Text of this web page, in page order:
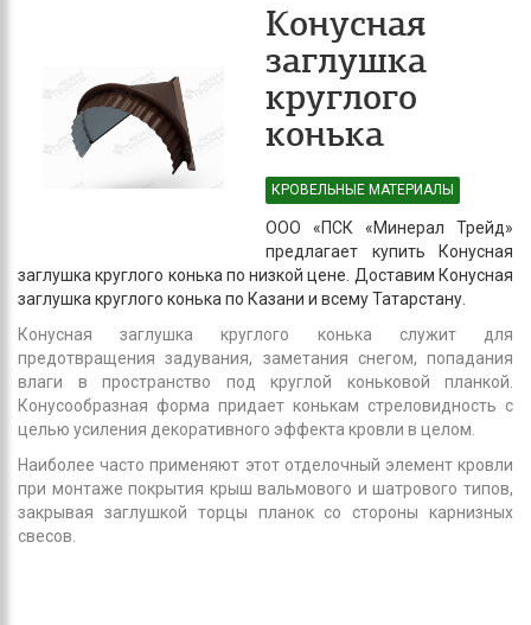
Конусная
заглушка
круглого
конька
КРОВЕЛЬНЫЕ МАТЕРИАЛЫ
ООО «ПСК «Минерал Трейд»
предлагает купить Конусная
заглушка круглого конька по низкой цене. Доставим Конусная
заглушка круглого конька по Казани и всему Татарстану.
Конусная заглушка круглого конька служит для
предотвращения задувания, заметания снегом, попадания
влаги в пространство под круглой коньковой планкой.
Конусообразная форма придает конькам стреловидность с
целью усиления декоративного эффекта кровли в целом.
Наиболее часто применяют этот отделочный элемент кровли
при монтаже покрытия крыш вальмового и шатрового типов,
закрывая заглушкой торцы планок со стороны карнизных
свесов.